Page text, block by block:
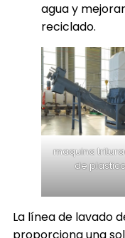
agua y
reciclado.
maquina
de
La línea de lavado